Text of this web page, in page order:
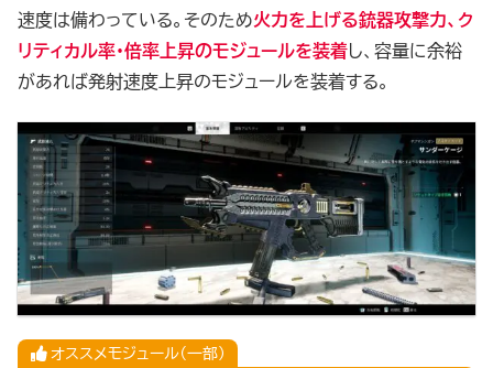
速度は備わっている。そのため火力を上げる銃器攻撃力、ク
リティカル率・倍率上昇のモジュールを装着し、容量に余裕
があれば発射速度上昇のモジュールを装着する。
オススメモジュール（一部）